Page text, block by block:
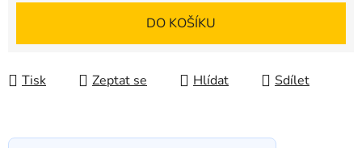
DO KOŠÍKU
Tisk Zeptat se Hlídat Sdílet